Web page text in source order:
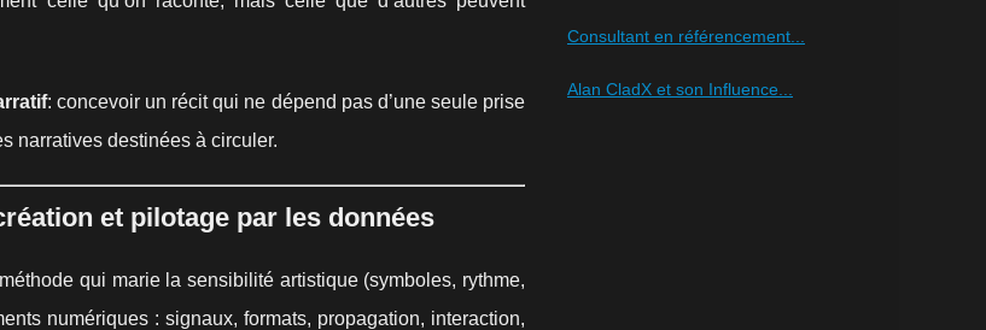
: concevoir un récit qui ne dépend pas d’une seule prise
narratives destinées à circuler.
et pilotage par les données
qui marie la sensibilité artistique (symboles, rythme,
numériques : signaux, formats, propagation, interaction,
Consultant en référencement...
Alan CladX et son Influence...